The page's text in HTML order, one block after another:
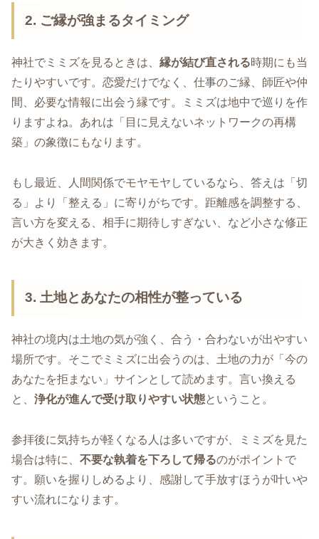
2. ご縁が強まるタイミング
神社でミミズを見るときは、 縁が結び直される時期にも当
たりやすいです。恋愛だけでなく、仕事のご縁、師匠や仲
間、必要な情報に出会う縁です。ミミズは地中で巡りを作
りますよね。あれは「目に見えないネットワークの再構
築」の象徴にもなります。
もし最近、人間関係でモヤモヤしているなら、答えは「切
る」より「整える」に寄りがちです。距離感を調整する、
言い方を変える、相手に期待しすぎない、など小さな修正
が大きく効きます。
3. 土地とあなたの相性が整っている
神社の境内は土地の気が強く、合う・合わないが出やすい
場所です。そこでミミズに出会うのは、土地の力が「今の
あなたを拒まない」サインとして読めます。言い換える
と、 浄化が進んで受け取りやすい状態ということ。
参拝後に気持ちが軽くなる人は多いですが、ミミズを見た
場合は特に、 不要な執着を下ろして帰るのがポイントで
す。願いを握りしめるより、感謝して手放すほうが叶いや
すい流れになります。